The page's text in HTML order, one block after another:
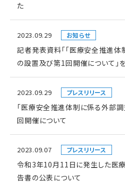
た
2023.09.29 お知らせ
記者発表資料「「医療安全推進体
の設置及び第1回開催について」
2023.09.29 プレスリリース
「医療安全推進体制に係る外部
回開催について
2023.09.07 プレスリリース
令和3年10月11日に発生した医
告書の公表について